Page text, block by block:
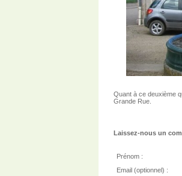
Quant à ce deuxième
Grande Rue.
Laissez-nous un
Prénom :
Email (optionnel) :